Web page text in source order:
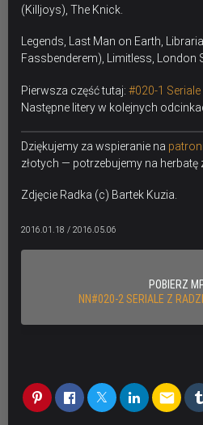
(Killjoys), The Knick.
Legends, Last Man on Earth,
Fassbenderem), Limitless, London
Pierwsza część tutaj: #020-1
Następne litery w kolejnych
Dziękujemy za wspieranie na
złotych — potrzebujemy na herbatę
Zdjęcie Radka (c) Bartek Kuzia.
2016.01.18 / 2016.05.06
POBIERZ
NN#020-2 SERIALE Z
email